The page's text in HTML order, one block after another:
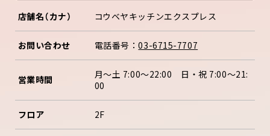
店舗名（カナ） コウベヤキッチンエクスプレス
お問い合わせ 電話番号：03-6715-7707
営業時間
月〜土 7:00～22:00 日・祝 7:00～21:
00
フロア 2F